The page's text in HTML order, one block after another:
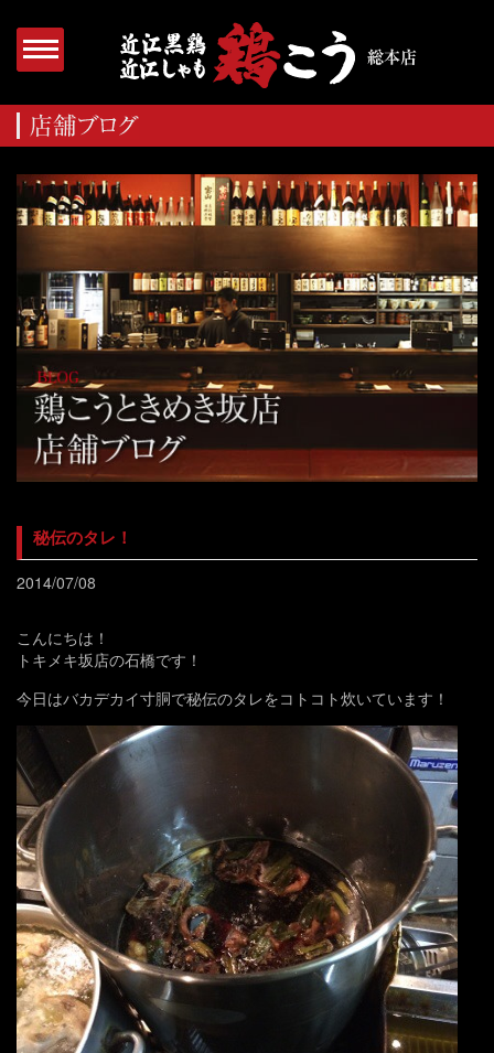
秘伝のタレ！
2014/07/08
こんにちは！
トキメキ坂店の石橋です！
今日はバカデカイ寸胴で秘伝のタレをコトコト炊いています！